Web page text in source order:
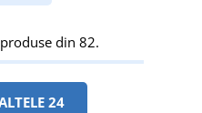
din 82.
24